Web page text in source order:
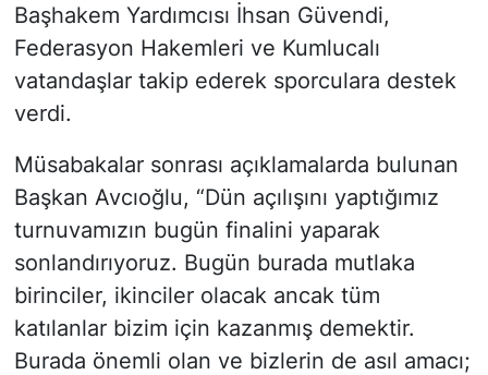
Başhakem Yardımcısı İhsan Güvendi,
Federasyon Hakemleri ve Kumlucalı
vatandaşlar takip ederek sporculara destek
verdi.
Müsabakalar sonrası açıklamalarda bulunan
Başkan Avcıoğlu, “Dün açılışını yaptığımız
turnuvamızın bugün finalini yaparak
sonlandırıyoruz. Bugün burada mutlaka
birinciler, ikinciler olacak ancak tüm
katılanlar bizim için kazanmış demektir.
Burada önemli olan ve bizlerin de asıl amacı;